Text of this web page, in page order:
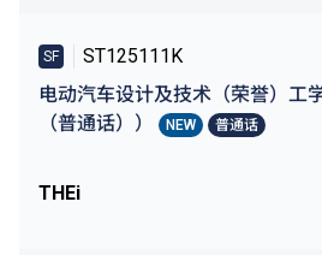
SF
ST125111K
电动汽车设计及技术（荣誉）工
（普通话））
NEW 普通话
THEi